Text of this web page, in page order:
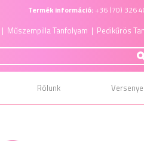
Termék információ: +36 (70) 326
| Műszempilla Tanfolyam | Pedikűrös
Rólunk